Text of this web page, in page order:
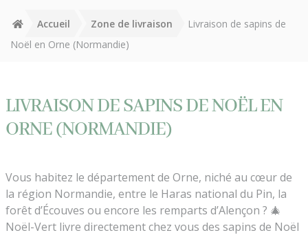
Accueil Zone de livraison
Livraison de sapins de
Noël en Orne (Normandie)
LIVRAISON DE SAPINS DE NOËL EN
ORNE (NORMANDIE)
Vous habitez le département de Orne, niché au cœur de
la région Normandie, entre le Haras national du Pin, la
forêt d’Écouves ou encore les remparts d’Alençon ? 🎄
Noël-Vert livre directement chez vous des sapins de Noël